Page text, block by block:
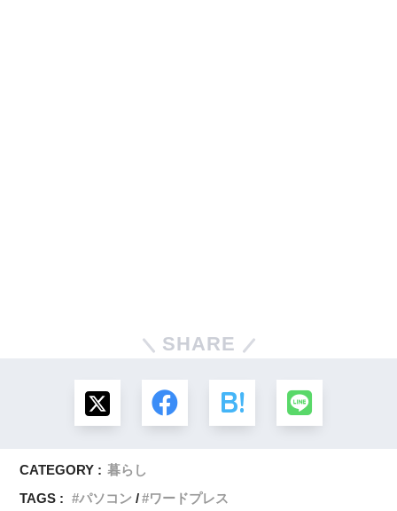
SHARE
CATEGORY : 暮らし
TAGS :
パソコン ワードプレス